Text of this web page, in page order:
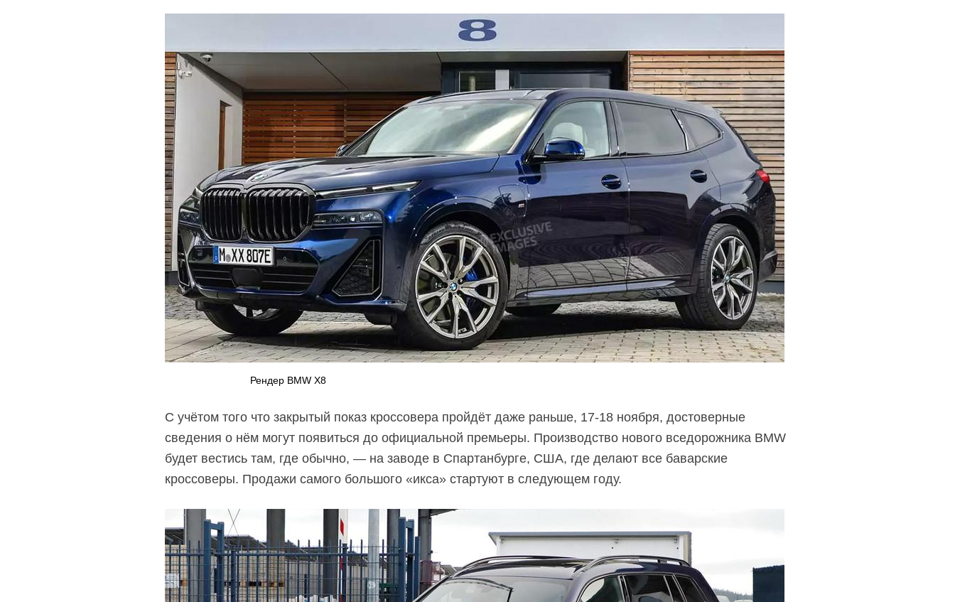
Рендер BMW X8
С учётом того что закрытый показ кроссовера пройдёт даже раньше, 17-18ноября, достоверные
сведения о нём могут появиться до официальной премьеры. Производство нового вседорожника BMW
будет вестись там, где обычно, — на заводе в Спартанбурге, США, где делают все баварские
кроссоверы. Продажи самого большого «икса» стартуют в следующем году.